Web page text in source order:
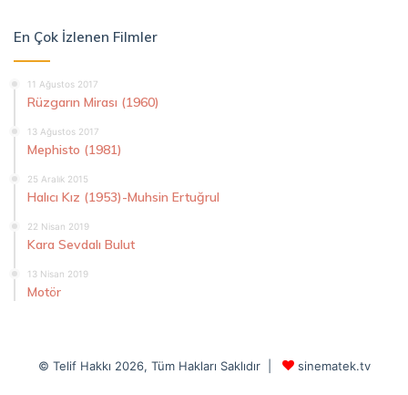
En Çok İzlenen Filmler
11 Ağustos 2017
Rüzgarın Mirası (1960)
13 Ağustos 2017
Mephisto (1981)
25 Aralık 2015
Halıcı Kız (1953)-Muhsin Ertuğrul
22 Nisan 2019
Kara Sevdalı Bulut
13 Nisan 2019
Motör
© Telif Hakkı 2026, Tüm Hakları Saklıdır | sinematek.tv